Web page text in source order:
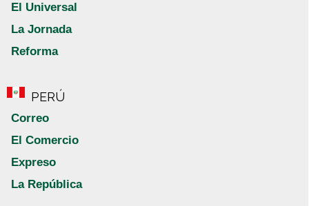
El Universal
La Jornada
Reforma
PERÚ
Correo
El Comercio
Expreso
La República